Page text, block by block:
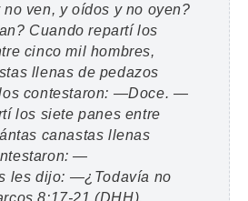
ven, y oídos y no oyen?
Cuando repartí los
cinco mil hombres,
llenas de pedazos
contestaron: —Doce. —
los siete panes entre
canastas llenas
—
les dijo: —¿Todavía no
8:17-21 (DHH).